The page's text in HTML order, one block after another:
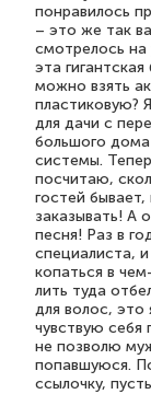
понравилось
– это же так
смотрелось на
эта
можно взять
пластиковую?
для дачи с
большого
системы.
посчитаю,
гостей
заказывать! А
песня! Раз в
специалиста,
копаться в
лить туда
для волос, это
чувствую себя
не позволю
попавшуюся.
ссылочку,